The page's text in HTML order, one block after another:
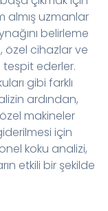
almış uzmanlar
belirleme
özel cihazlar ve
tespit ederler.
gibi farklı
ardından,
makineler
için
koku analizi,
etkili bir şekilde